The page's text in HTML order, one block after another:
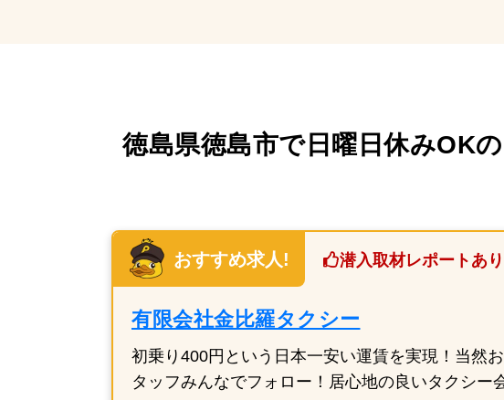
徳島県徳島市で日曜日休みOK
おすすめ求人! 潜入取材レポートあ
有限会社金比羅タクシー
初乗り400円という日本一安い運賃を実現！当然
タッフみんなでフォロー！居心地の良いタクシー